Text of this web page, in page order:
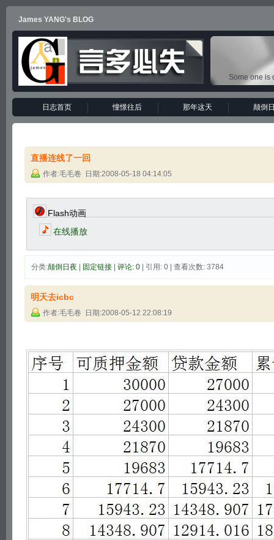
James YANG's BLOG
Some one is
日志首页 憧憬往后 那年这天 颠倒
直播连线了一回
作者:毛毛卷 日期:2008-05-18 04:14:05
Flash动画
在线播放
分类:颠倒日夜 固定链接 评论: 0 | 引用: 0 | 查看次数: 3784
明天去icbc
作者:毛毛卷 日期:2008-05-12 22:08:19